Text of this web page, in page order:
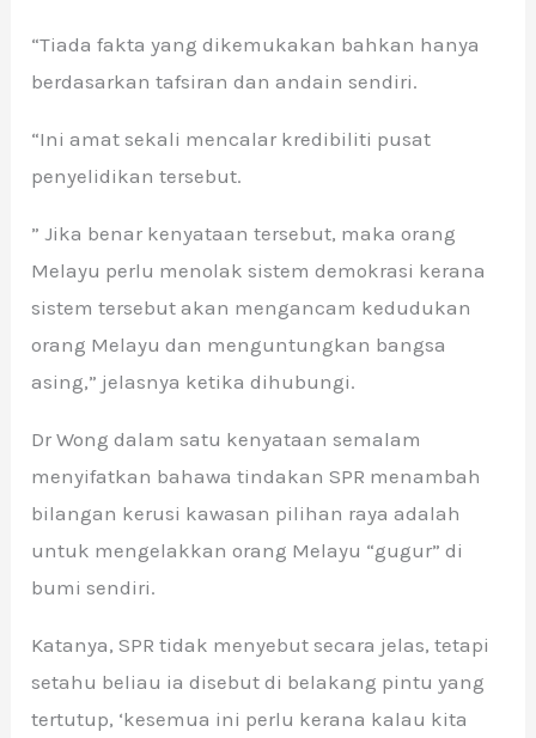
“Tiada fakta yang dikemukakan bahkan hanya
berdasarkan tafsiran dan andain sendiri.
“Ini amat sekali mencalar kredibiliti pusat
penyelidikan tersebut.
” Jika benar kenyataan tersebut, maka orang
Melayu perlu menolak sistem demokrasi kerana
sistem tersebut akan mengancam kedudukan
orang Melayu dan menguntungkan bangsa
asing,” jelasnya ketika dihubungi.
Dr Wong dalam satu kenyataan semalam
menyifatkan bahawa tindakan SPR menambah
bilangan kerusi kawasan pilihan raya adalah
untuk mengelakkan orang Melayu “gugur” di
bumi sendiri.
Katanya, SPR tidak menyebut secara jelas, tetapi
setahu beliau ia disebut di belakang pintu yang
tertutup, ‘kesemua ini perlu kerana kalau kita